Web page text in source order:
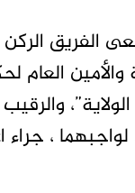
الفريق
العام
لواجبهما ،